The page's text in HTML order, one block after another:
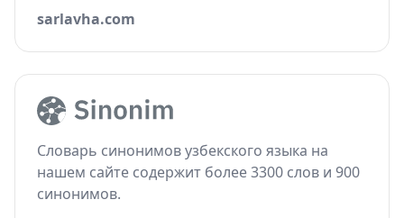
sarlavha.com
Словарь синонимов узбекского языка на
нашем сайте содержит более 3300 слов и 900
синонимов.